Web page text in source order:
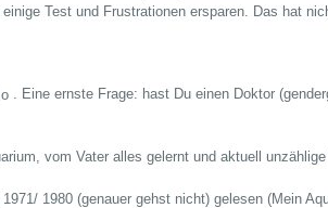
Test und Frustrationen ersparen. Das hat
. Eine ernste Frage: hast Du einen Doktor
vom Vater alles gelernt und aktuell unzählige
1980 (genauer gehst nicht) gelesen (Mein